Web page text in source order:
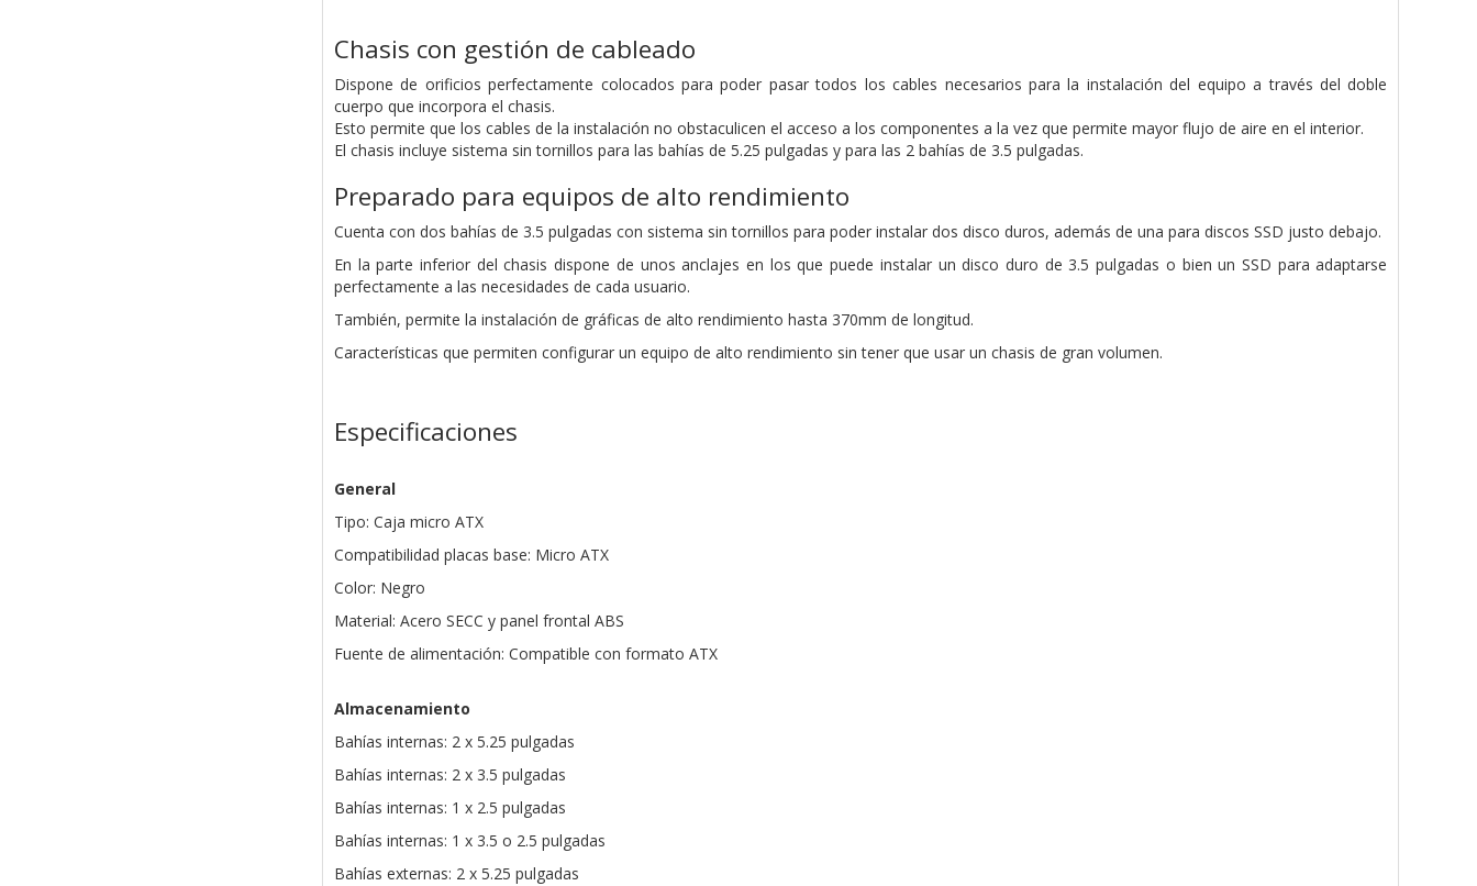
Chasis con gestión de cableado
Dispone de orificios perfectamente colocados para poder pasar todos los cables necesarios para la instalación del equipo a través del doble
cuerpo que incorpora el chasis.
Esto permite que los cables de la instalación no obstaculicen el acceso a los componentes a la vez que permite mayor flujo de aire en el interior.
El chasis incluye sistema sin tornillos para las bahías de 5.25 pulgadas y para las 2 bahías de 3.5 pulgadas.
Preparado para equipos de alto rendimiento
Cuenta con dos bahías de 3.5 pulgadas con sistema sin tornillos para poder instalar dos disco duros, además de una para discos SSD justo debajo.
En la parte inferior del chasis dispone de unos anclajes en los que puede instalar un disco duro de 3.5 pulgadas o bien un SSD para adaptarse
perfectamente a las necesidades de cada usuario.
También, permite la instalación de gráficas de alto rendimiento hasta 370mm de longitud.
Características que permiten configurar un equipo de alto rendimiento sin tener que usar un chasis de gran volumen.
Especificaciones
General
Tipo: Caja micro ATX
Compatibilidad placas base: Micro ATX
Color: Negro
Material: Acero SECC y panel frontal ABS
Fuente de alimentación: Compatible con formato ATX
Almacenamiento
Bahías internas: 2 x 5.25 pulgadas
Bahías internas: 2 x 3.5 pulgadas
Bahías internas: 1 x 2.5 pulgadas
Bahías internas: 1 x 3.5 o 2.5 pulgadas
Bahías externas: 2 x 5.25 pulgadas